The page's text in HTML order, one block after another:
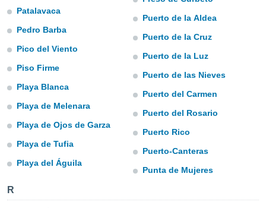
permite
seguir
coste.
a la
todas
nuestros
y análisis
CONFIGURACIÓN
Patalavaca
Pedro Barba
Pico del Viento
Piso Firme
Playa Blanca
Playa de Melenara
Playa de Ojos de Garza
Playa de Tufia
Playa del Águila
Puerto de la Aldea
Puerto de la Cruz
Puerto de la Luz
Puerto de las Nieves
Puerto del Carmen
Puerto del Rosario
Puerto Rico
Puerto-Canteras
Punta de Mujeres
R